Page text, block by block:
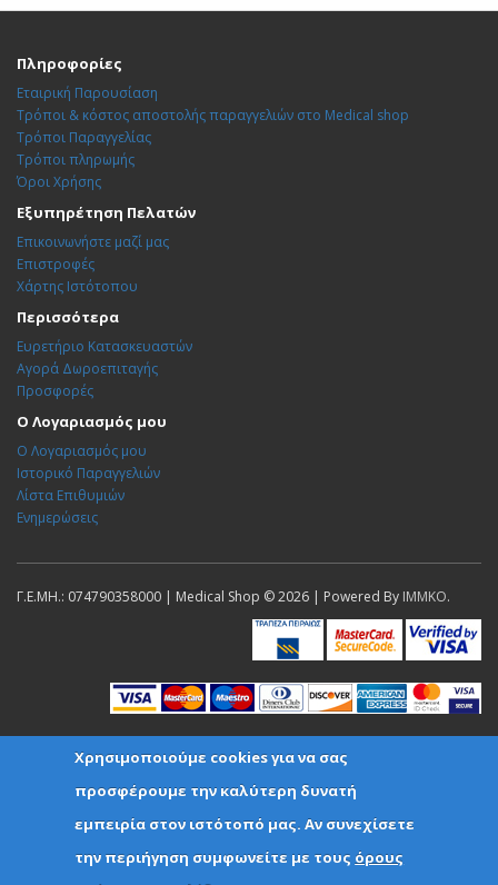
Πληροφορίες
Εταιρική Παρουσίαση
Τρόποι & κόστος αποστολής παραγγελιών στο Medical shop
Τρόποι Παραγγελίας
Τρόποι πληρωμής
Όροι Χρήσης
Εξυπηρέτηση Πελατών
Επικοινωνήστε μαζί μας
Επιστροφές
Χάρτης Ιστότοπου
Περισσότερα
Ευρετήριο Κατασκευαστών
Αγορά Δωροεπιταγής
Προσφορές
Ο Λογαριασμός μου
Ο Λογαριασμός μου
Ιστορικό Παραγγελιών
Λίστα Επιθυμιών
Ενημερώσεις
Γ.Ε.ΜΗ.: 074790358000 | Medical Shop © 2026 | Powered By IMMKO.
Χρησιμοποιούμε cookies για να σας
προσφέρουμε την καλύτερη δυνατή
εμπειρία στον ιστότοπό μας. Αν συνεχίσετε
την περιήγηση συμφωνείτε με τους όρους